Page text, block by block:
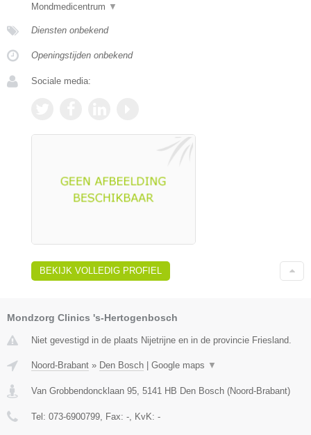
Mondmedicentrum ▼
Diensten onbekend
Openingstijden onbekend
Sociale media:
BEKIJK VOLLEDIG PROFIEL
Mondzorg Clinics 's-Hertogenbosch
Niet gevestigd in de plaats Nijetrijne en in de provincie Friesland.
Noord-Brabant » Den Bosch Google maps ▼
Van Grobbendoncklaan 95, 5141 HB Den Bosch (Noord-Brabant)
Tel: 073-6900799, Fax: -, KvK: -